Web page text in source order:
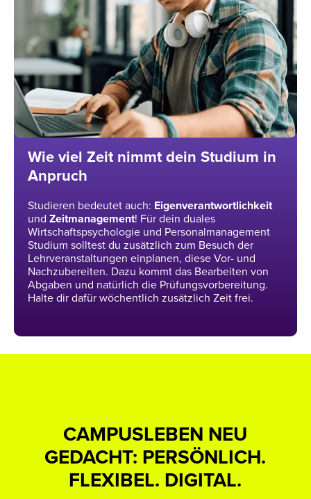
Wie viel Zeit nimmt dein Studium in
Anpruch
Studieren bedeutet auch: Eigenverantwortlichkeit
und Zeitmanagement! Für dein duales
Wirtschaftspsychologie und Personalmanagement
Studium solltest du zusätzlich zum Besuch der
Lehrveranstaltungen einplanen, diese Vor- und
Nachzubereiten. Dazu kommt das Bearbeiten von
Abgaben und natürlich die Prüfungsvorbereitung.
Halte dir dafür wöchentlich zusätzlich Zeit frei.
CAMPUSLEBEN NEU
GEDACHT: PERSÖNLICH.
FLEXIBEL. DIGITAL.